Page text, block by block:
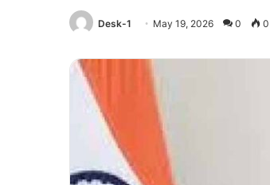
Desk-1 May 19, 2026 0 0